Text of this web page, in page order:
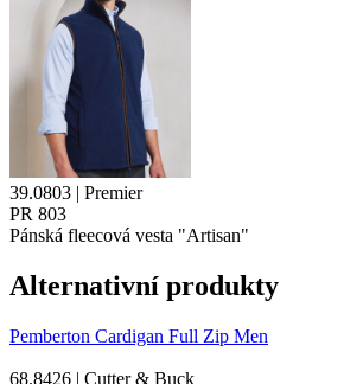
39.0803 | Premier
PR 803
Pánská fleecová vesta "Artisan"
Alternativní produkty
Pemberton Cardigan Full Zip Men
68.8426 | Cutter & Buck